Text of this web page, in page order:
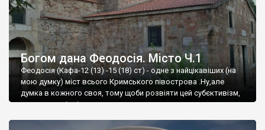
Богом дана Феодосія. Місто Ч.1
Феодосія (Кафа-12 (13) -15 (18) ст) - одне з найцікавіших (на
мою думку) міст всього Кримського півострова .Ну,але
думка в кожного своя, тому щоби розвіяти цей субєктивізм,
запрошую відвідати це